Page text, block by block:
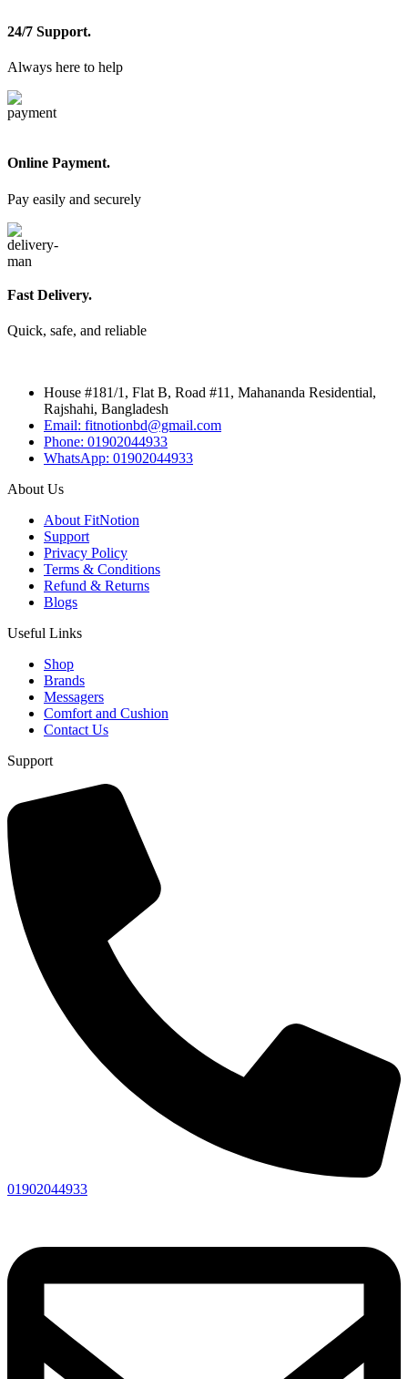
24/7 Support.
Always here to help
Online Payment.
Pay easily and securely
Fast Delivery.
Quick, safe, and reliable
House #181/1, Flat B, Road #11, Mahananda Residential,
Rajshahi, Bangladesh
Email: fitnotionbd@gmail.com
Phone: 01902044933
WhatsApp: 01902044933
About Us
About FitNotion
Support
Privacy Policy
Terms & Conditions
Refund & Returns
Blogs
Useful Links
Shop
Brands
Messagers
Comfort and Cushion
Contact Us
Support
01902044933